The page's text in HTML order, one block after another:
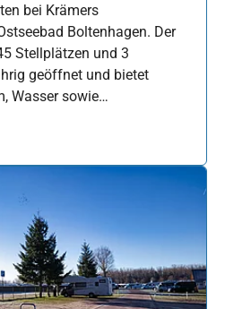
bei Krämers
Boltenhagen. Der
Stellplätzen und 3
geöffnet und bietet
Wasser sowie…